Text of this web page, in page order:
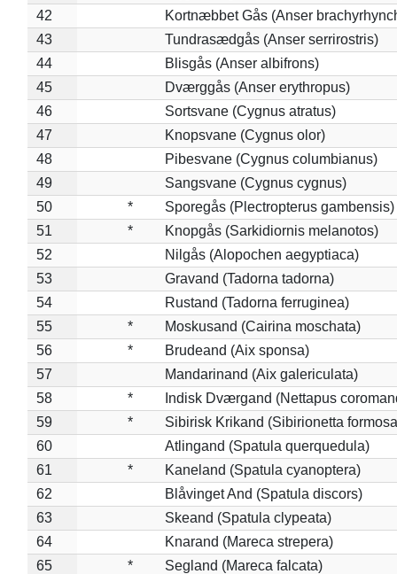
42
Kortnæbbet Gås (Anser
43
Tundrasædgås (Anser serrirostris)
44
Blisgås (Anser albifrons)
45
Dværggås (Anser erythropus)
46
Sortsvane (Cygnus atratus)
47
Knopsvane (Cygnus olor)
48
Pibesvane (Cygnus columbianus)
49
Sangsvane (Cygnus cygnus)
50
*
Sporegås (Plectropterus gambensis)
51
*
Knopgås (Sarkidiornis melanotos)
52
Nilgås (Alopochen aegyptiaca)
53
Gravand (Tadorna tadorna)
54
Rustand (Tadorna ferruginea)
55
*
Moskusand (Cairina moschata)
56
*
Brudeand (Aix sponsa)
57
Mandarinand (Aix galericulata)
58
*
Indisk Dværgand (Nettapus
59
*
Sibirisk Krikand (Sibirionetta
60
Atlingand (Spatula querquedula)
61
*
Kaneland (Spatula cyanoptera)
62
Blåvinget And (Spatula discors)
63
Skeand (Spatula clypeata)
64
Knarand (Mareca strepera)
65
*
Segland (Mareca falcata)